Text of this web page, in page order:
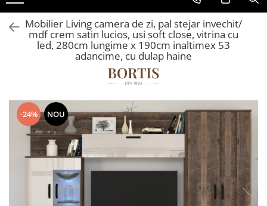
Coltare/canapele in L
Comode
Comode lux-ultramoderne
Comode stil clasic/rustic
Fotolii extensibile
Masute de cafea
Mese sufragerie/dining
Rafturi/ etajere carti
Scaune living/dining
Set mobilier Living
Mobilier Living camera de zi, pal stejar invechit/
mdf crem satin lucios, usi soft close, vitrina cu
led, 280cm lungime x 190cm inaltimex 53
adancime, cu dulap haine
-24% NOU